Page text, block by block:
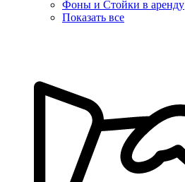
Фоны и Стойки в аренду
Показать все